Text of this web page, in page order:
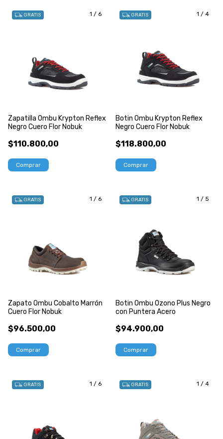
1 / 6
GRATIS
Zapatilla Ombu Krypton Reflex
Negro Cuero Flor Nobuk
$110.800,00
Comprar
1 / 4
GRATIS
Botin Ombu Krypton Reflex
Negro Cuero Flor Nobuk
$118.800,00
Comprar
1 / 6
GRATIS
Zapato Ombu Cobalto Marrón
Cuero Flor Nobuk
$96.500,00
Comprar
1 / 5
GRATIS
Botin Ombu Ozono Plus Negro
con Puntera Acero
$94.900,00
Comprar
1 / 6
GRATIS 1 / 4
GRATIS